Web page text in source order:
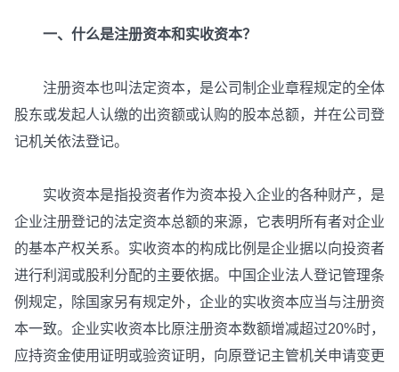
一、什么是注册资本和实收资本？
注册资本也叫法定资本，是公司制企业章程规定的全体
股东或发起人认缴的出资额或认购的股本总额，并在公司登
记机关依法登记。
实收资本是指投资者作为资本投入企业的各种财产，是
企业注册登记的法定资本总额的来源，它表明所有者对企业
的基本产权关系。实收资本的构成比例是企业据以向投资者
进行利润或股利分配的主要依据。中国企业法人登记管理条
例规定，除国家另有规定外，企业的实收资本应当与注册资
本一致。企业实收资本比原注册资本数额增减超过20%时，
应持资金使用证明或验资证明，向原登记主管机关申请变更